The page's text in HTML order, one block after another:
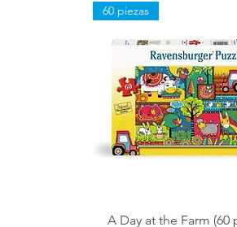
Vista rápida
60 piezas
A Day at the Farm (60